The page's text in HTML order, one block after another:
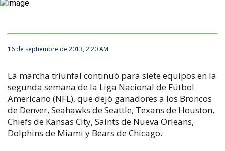
16 de septiembre de 2013, 2:20 AM
La marcha triunfal continuó para siete equipos en la
segunda semana de la Liga Nacional de Fútbol
Americano (NFL), que dejó ganadores a los Broncos
de Denver, Seahawks de Seattle, Texans de Houston,
Chiefs de Kansas City, Saints de Nueva Orleans,
Dolphins de Miami y Bears de Chicago.